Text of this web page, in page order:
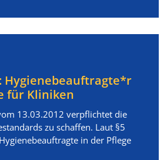
Hygienebeauftragte*r
für Kliniken
13.03.2012 verpflichtet die
zu schaffen. Laut §5
in der Pflege